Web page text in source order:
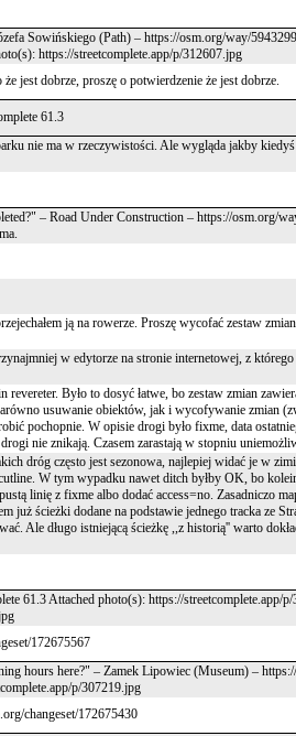
Sowińskiego (Path) – https://osm.org/way/
https://streetcomplete.app/p/312607.jpg
jest dobrze, proszę o potwierdzenie że jest dobrze.
61.3
nie ma w rzeczywistości. Ale wygląda jakby
– Road Under Construction – https://osm.org/
ją na rowerze. Proszę wycofać zestaw
w edytorze na stronie internetowej, z
revereter. Było to dosyć łatwe, bo zestaw zmian
usuwanie obiektów, jak i wycofywanie zmian
pochopnie. W opisie drogi było fixme, data
nie znikają. Czasem zarastają w stopniu
dróg często jest sezonowa, najlepiej widać je w
W tym wypadku nawet ditch byłby OK, bo
linię z fixme albo dodać access=no. Zasadniczo
już ścieżki dodane na podstawie jednego tracka ze
Ale długo istniejącą ścieżkę ,,z historią'' warto
61.3 Attached photo(s): https://streetcomplete.app/
172675567
hours here?" – Zamek Lipowiec (Museum) –
p/307219.jpg
changeset/172675430